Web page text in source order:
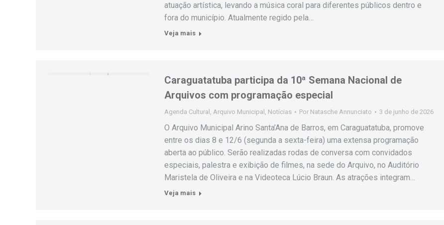
atuação artística, levando a música coral para diferentes públicos dentro e
fora do município. Atualmente regido pela…
Veja mais
Caraguatatuba participa da 10ª Semana Nacional de
Arquivos com programação especial
Agenda Cultural , Arquivo Municipal , Notícias Por Natasche Annunciato 3 de junho de 2026
O Arquivo Municipal Arino Santa’Ana de Barros, em Caraguatatuba, promove
entre os dias 8 e 12/6 (segunda a sexta-feira) uma extensa programação
aberta ao público. Serão realizadas rodas de conversa com convidados
especiais, palestra e exibição de filmes, na sede do Arquivo, no Auditório
Maristela de Oliveira e na Videoteca Lúcio Braun. As atrações integram…
Veja mais